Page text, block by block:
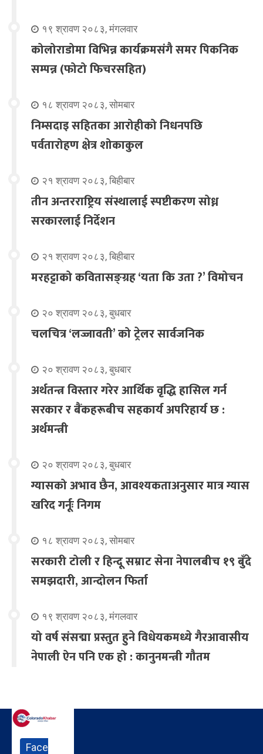
१९ श्रावण २०८३, मंगलवार
कोलोराडोमा विभिन्न कार्यक्रमसंगै समर पिकनिक
सम्पन्न (फोटो फिचरसहित)
१८ श्रावण २०८३, सोमबार
निम्सदाइ सहितका आरोहीको निधनपछि
पर्वतारोहण क्षेत्र शोकाकुल
२१ श्रावण २०८३, बिहीबार
तीन अन्तरराष्ट्रिय संस्थालाई स्पष्टीकरण सोध्न
सरकारलाई निर्देशन
२१ श्रावण २०८३, बिहीबार
मरहट्टाको कवितासङ्ग्रह ‘यता कि उता ?’ विमोचन
२० श्रावण २०८३, बुधबार
चलचित्र ‘लज्जावती’ को ट्रेलर सार्वजनिक
२० श्रावण २०८३, बुधबार
अर्थतन्त्र विस्तार गरेर आर्थिक वृद्धि हासिल गर्न
सरकार र बैंकहरूबीच सहकार्य अपरिहार्य छ :
अर्थमन्त्री
२० श्रावण २०८३, बुधबार
ग्यासको अभाव छैन, आवश्यकताअनुसार मात्र ग्यास
खरिद गर्नूः निगम
१८ श्रावण २०८३, सोमबार
सरकारी टोली र हिन्दू सम्राट सेना नेपालबीच १९ बुँदे
समझदारी, आन्दोलन फिर्ता
१९ श्रावण २०८३, मंगलवार
यो वर्ष संसद्मा प्रस्तुत हुने विधेयकमध्ये गैरआवासीय
नेपाली ऐन पनि एक हो : कानुनमन्त्री गौतम
Face